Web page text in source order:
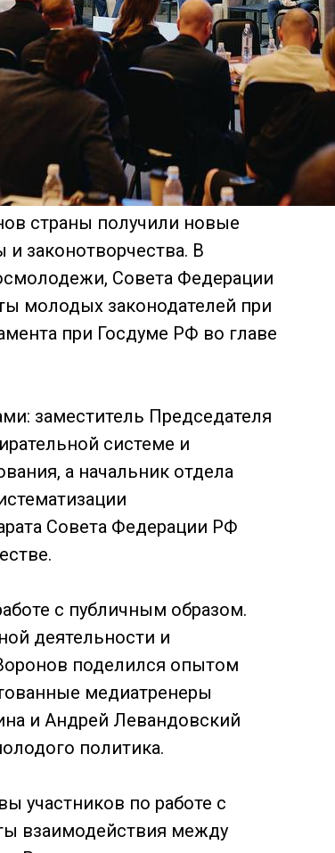
страны получили новые
законотворчества. В
Совета Федерации
молодых законодателей при
при Госдуме РФ во главе
заместитель Председателя
системе и
а начальник отдела
Совета Федерации РФ
с публичным образом.
деятельности и
поделился опытом
медиатренеры
и Андрей Левандовский
политика.
участников по работе с
взаимодействия между